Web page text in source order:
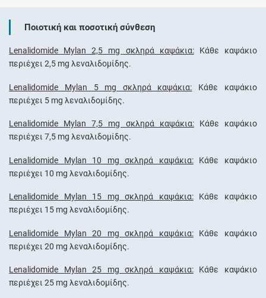
Ποιοτική και ποσοτική σύνθεση
Lenalidomide Mylan 2,5 mg σκληρά καψάκια:Κάθε καψάκιο
περιέχει 2,5 mg λεναλιδομίδης.
Lenalidomide Mylan 5 mg σκληρά καψάκια: Κάθε καψάκιο
περιέχει 5 mg λεναλιδομίδης.
Lenalidomide Mylan 7,5 mg σκληρά καψάκια:Κάθε καψάκιο
περιέχει 7,5 mg λεναλιδομίδης.
Lenalidomide Mylan 10 mg σκληρά καψάκια:Κάθε καψάκιο
περιέχει 10 mg λεναλιδομίδης.
Lenalidomide Mylan 15 mg σκληρά καψάκια:Κάθε καψάκιο
περιέχει 15 mg λεναλιδομίδης.
Lenalidomide Mylan 20 mg σκληρά καψάκια:Κάθε καψάκιο
περιέχει 20 mg λεναλιδομίδης.
Lenalidomide Mylan 25 mg σκληρά καψάκια:Κάθε καψάκιο
περιέχει 25 mg λεναλιδομίδης.